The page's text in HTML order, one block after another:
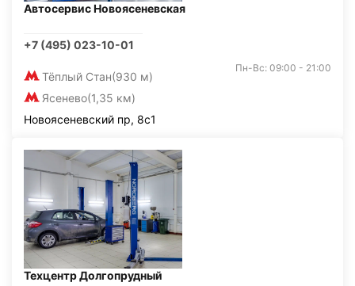
Автосервис Новоясеневская
+7 (495) 023-10-01
Тёплый Стан(930 м)
Ясенево(1,35 км)
Пн-Вс: 09:00 - 21:00
Новоясеневский пр, 8с1
Техцентр Долгопрудный